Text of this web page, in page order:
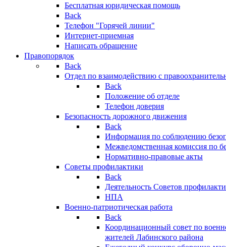
Бесплатная юридическая помощь
Back
Телефон "Горячей линии"
Интернет-приемная
Написать обращение
Правопорядок
Back
Отдел по взаимодействию с
Back
Положение об отделе
Телефон доверия
Безопасность дорожного движения
Back
Информация по соблюдению
Межведомственная комиссия по
Нормативно-правовые акты
Советы профилактики
Back
Деятельность Советов
НПА
Военно-патриотическая работа
Back
Координационный совет по
жителей Лабинского района